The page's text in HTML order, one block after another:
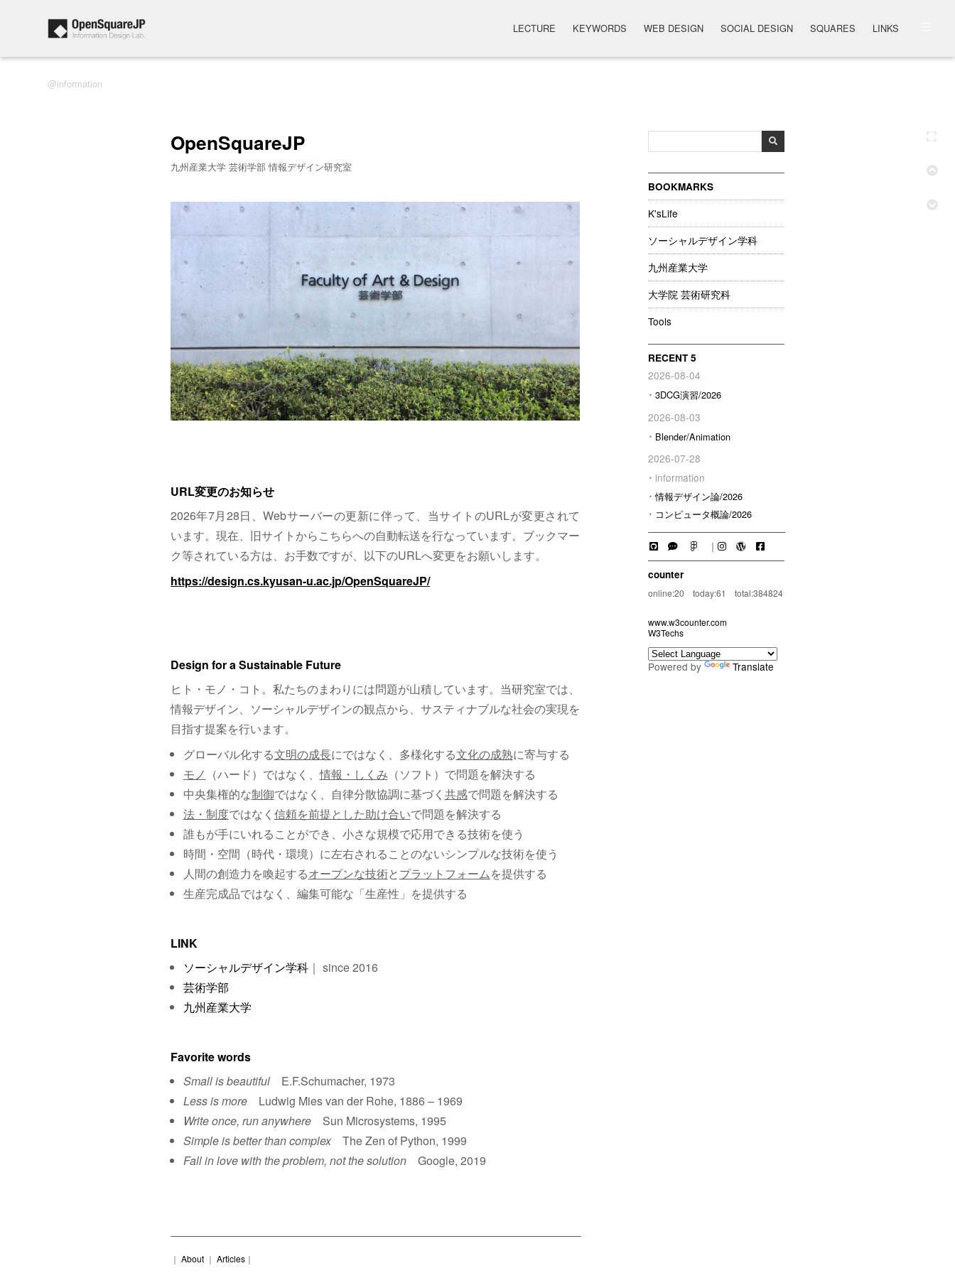
information
LECTURE KEYWORDS WEB DESIGN SOCIAL DESIGN SQUARES LINKS
BOOKMARKS
K'sLife
ソーシャルデザイン学科
九州産業大学
大学院 芸術研究科
Tools
RECENT 5
2026-08-04
3DCG演習/2026
2026-08-03
Blender/Animation
2026-07-28
information
情報デザイン論/2026
コンピュータ概論/2026
｜
counter
online:20 today:61 total:384824
www.w3counter.com
W3Techs
Powered by Translate
OpenSquareJP
九州産業大学 芸術学部 情報デザイン研究室
URL変更のお知らせ
2026年7月28日、Webサーバーの更新に伴って、当サイトのURLが変更されて
います。現在、旧サイトからこちらへの自動転送を行なっています。ブックマー
ク等されている方は、お手数ですが、以下のURLへ変更をお願いします。
https://design.cs.kyusan-u.ac.jp/OpenSquareJP/
Design for a Sustainable Future
ヒト・モノ・コト。私たちのまわりには問題が山積しています。当研究室では、
情報デザイン、ソーシャルデザインの観点から、サスティナブルな社会の実現を
目指す提案を行います。
グローバル化する文明の成長にではなく、多様化する文化の成熟に寄与する
モノ （ハード）ではなく、情報・しくみ （ソフト）で問題を解決する
中央集権的な制御ではなく、自律分散協調に基づく 共感で問題を解決する
法・制度ではなく 信頼を前提とした助け合いで問題を解決する
誰もが手にいれることができ、小さな規模で応用できる技術を使う
時間・空間（時代・環境）に左右されることのないシンプルな技術を使う
人間の創造力を喚起するオープンな技術とプラットフォームを提供する
生産完成品ではなく、編集可能な「生産性」を提供する
LINK
ソーシャルデザイン学科｜ since 2016
芸術学部
九州産業大学
Favorite words
Small is beautifulE.F.Schumacher, 1973
Less is moreLudwig Mies van der Rohe, 1886 – 1969
Write once, run anywhereSun Microsystems, 1995
Simple is better than complexThe Zen of Python, 1999
Fall in love with the problem, not the solutionGoogle, 2019
｜ About ｜ Articles ｜